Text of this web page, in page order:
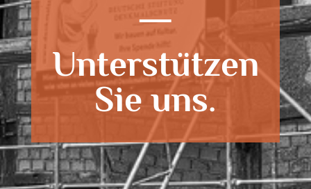
Unterstützen
Sie uns.